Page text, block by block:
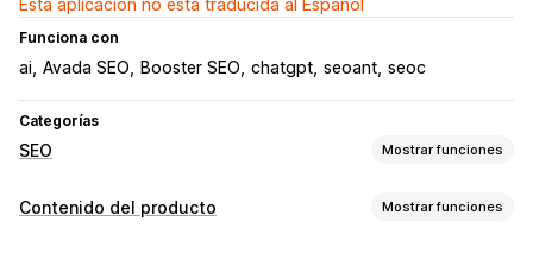
Esta aplicación no está traducida al Español
Funciona con
ai Avada SEO Booster SEO chatgpt seoant seoc
Categorías
SEO Mostrar funciones
Herramientas de SEO
Contenido del producto Mostrar funciones